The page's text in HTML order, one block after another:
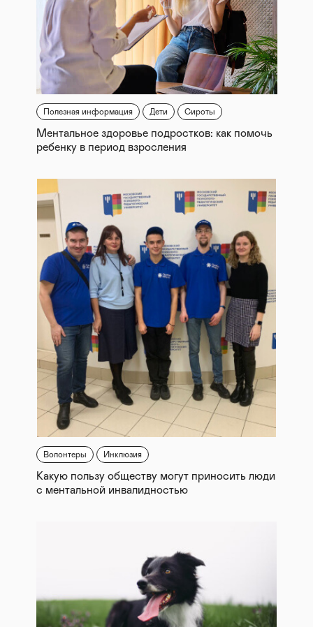
Полезная информация Дети Сироты
Ментальное здоровье подростков: как помочь
ребенку в период взросления
Волонтеры Инклюзия
Какую пользу обществу могут приносить люди
с ментальной инвалидностью